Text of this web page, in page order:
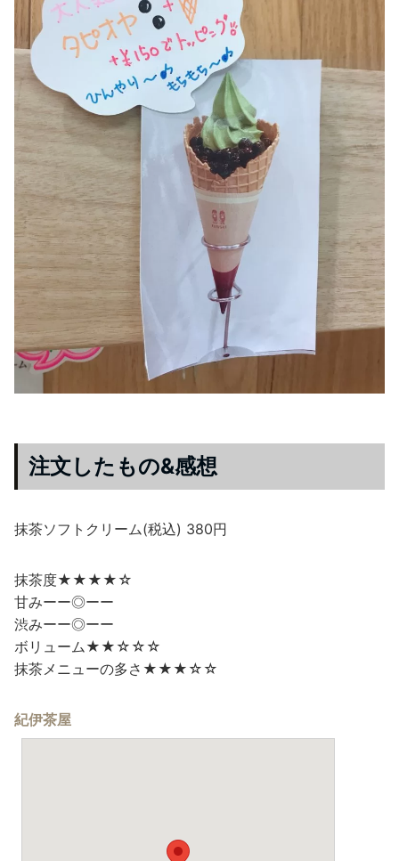
注文したもの&感想
抹茶ソフトクリーム(税込) 380円
抹茶度★★★★☆
甘みーー◎ーー
渋みーー◎ーー
ボリューム★★☆☆☆
抹茶メニューの多さ★★★☆☆
紀伊茶屋